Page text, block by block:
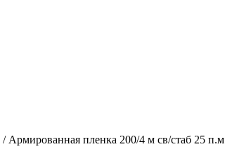
/ Армированная пленка 200/4 м св/стаб 25 п.м